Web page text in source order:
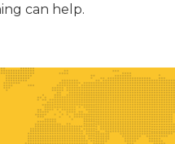
can help.